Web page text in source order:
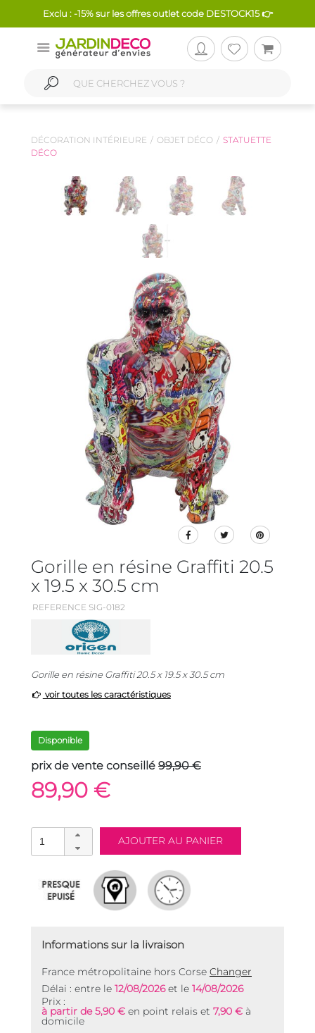
Exclu : -15% sur les offres outlet code DESTOCK15 👉
DÉCORATION INTÉRIEURE OBJET DÉCO
STATUETTE
DÉCO
Gorille en résine Graffiti 20.5
x 19.5 x 30.5 cm
REFERENCE SIG-0182
Gorille en résine Graffiti 20.5 x 19.5 x 30.5 cm
voir toutes les caractéristiques
Disponible
prix de vente conseillé 99,90 €
89,90 €
Informations sur la livraison
France métropolitaine hors Corse Changer
Délai : entre le 12/08/2026et le 14/08/2026
Prix :
à partir de 5,90 € en point relais et 7,90 € à
domicile